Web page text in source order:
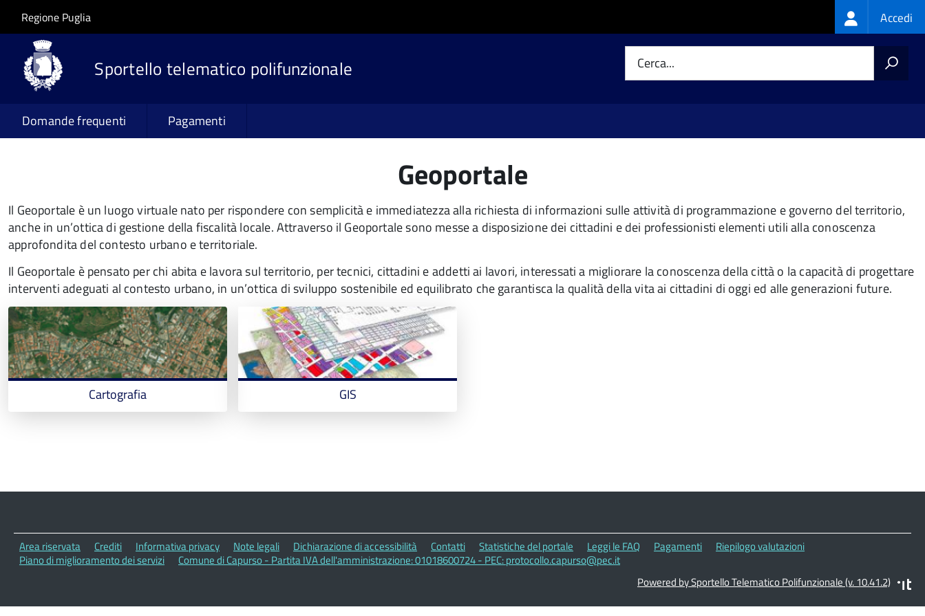
Salta al contenuto principale
Skip to site navigation
Regione Puglia Login
menu
Accedi
Sportello telematico polifunzionale Cerca...
Domande frequenti Pagamenti
Geoportale
Il Geoportale è un luogo virtuale nato per rispondere con semplicità e immediatezza alla richiesta di informazioni sulle attività di programmazione e governo del territorio,
anche in un’ottica di gestione della fiscalità locale. Attraverso il Geoportale sono messe a disposizione dei cittadini e dei professionisti elementi utili alla conoscenza
approfondita del contesto urbano e territoriale.
Il Geoportale è pensato per chi abita e lavora sul territorio, per tecnici, cittadini e addetti ai lavori, interessati a migliorare la conoscenza della città o la capacità di progettare
interventi adeguati al contesto urbano, in un’ottica di sviluppo sostenibile ed equilibrato che garantisca la qualità della vita ai cittadini di oggi ed alle generazioni future.
Cartografia GIS
Area riservata Crediti Informativa privacy Note legali Dichiarazione di accessibilità Contatti Statistiche del portale Leggi le FAQ Pagamenti
Riepilogo valutazioni
Piano di miglioramento dei servizi
Comune di Capurso - Partita IVA dell'amministrazione: 01018600724 - PEC: protocollo.capurso@pec.it
Powered by Sportello Telematico Polifunzionale (v. 10.41.2)